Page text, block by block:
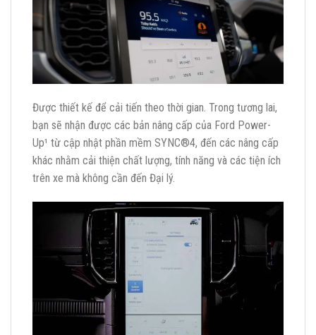
Được thiết kế để cải tiến theo thời gian. Trong tương lai,
bạn sẽ nhận được các bản nâng cấp của Ford Power-
Up¹ từ cập nhật phần mềm SYNC®4, đến các nâng cấp
khác nhằm cải thiện chất lượng, tính năng và các tiện ích
trên xe mà không cần đến Đại lý.